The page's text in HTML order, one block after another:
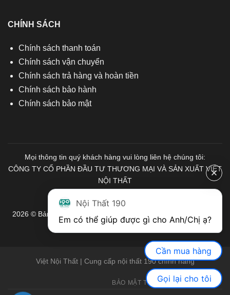
CHÍNH SÁCH
Chính sách thanh toán
Chính sách vận chuyển
Chính sách trả hàng và hoàn tiền
Chính sách bảo hành
Chính sách bảo mật
Mọi thông tin quý khách hàng vui lòng liên hệ chúng tôi:
CÔNG TY CỔ PHẦN ĐẦU TƯ THƯƠNG MẠI VÀ SẢN XUẤT VIỆT
NỘI THẤT
2026 © Bản quyền thuộc về Nội Thất 190. Mọi quyền được bảo
lưu.
Việt Nội Thất | Cung cấp nội thất 190 chính hãng
BẢO MẬT THÔNG TIN GIỚI THIỆU
Nội Thất 190
Cần mua hàng
Gọi lại cho tôi